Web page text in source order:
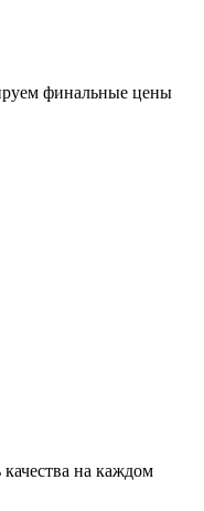
финальные цены
на каждом